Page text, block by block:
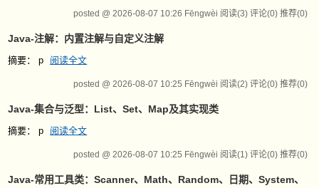
posted @ 2026-08-07 10:26 Fēngwèi 阅读(3) 评论(0) 推荐(0)
Java-注解：内置注解与自定义注解
摘要： p 阅读全文
posted @ 2026-08-07 10:25 Fēngwèi 阅读(2) 评论(0) 推荐(0)
Java-集合与泛型：List、Set、Map及其实现类
摘要： p 阅读全文
posted @ 2026-08-07 10:25 Fēngwèi 阅读(1) 评论(0) 推荐(0)
Java-常用工具类：Scanner、Math、Random、日期、System、